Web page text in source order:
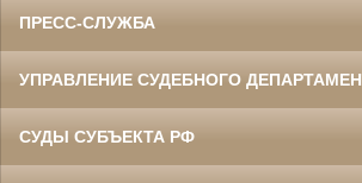
ПРЕСС-СЛУЖБА
УПРАВЛЕНИЕ СУДЕБНОГО
СУДЫ СУБЪЕКТА РФ